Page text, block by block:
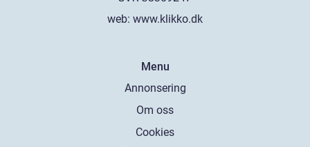
web: www.klikko.dk
Menu
Annonsering
Om oss
Cookies